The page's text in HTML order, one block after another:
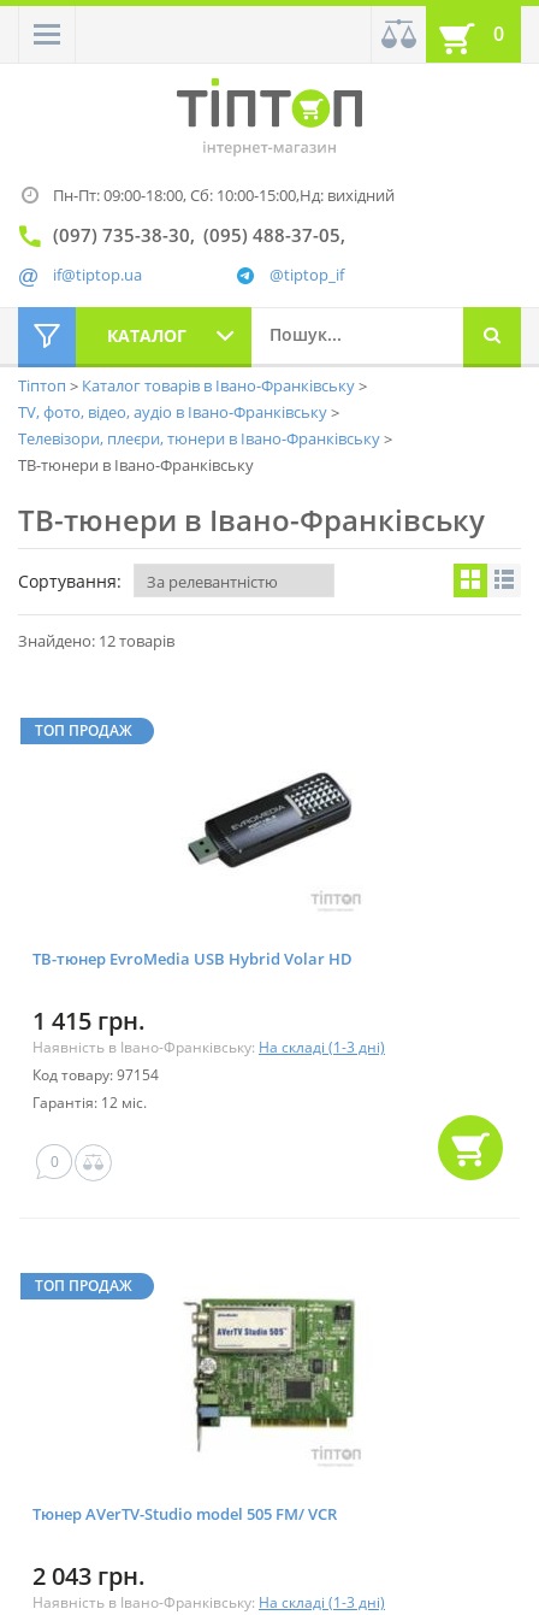
0
Пн-Пт: 09:00-18:00,Сб: 10:00-15:00,Нд: вихідний
(097) 735-38-30 (095) 488-37-05
@tiptop_if
if@tiptop.ua
КАТАЛОГ
Тіптоп
Каталог товарів в Івано-Франківську
TV, фото, відео, аудіо в Івано-Франківську
Телевізори, плеєри, тюнери в Івано-Франківську
ТВ-тюнери в Івано-Франківську
ТВ-тюнери в Івано-Франківську
Сортування:
Знайдено: 12 товарів
ТОП ПРОДАЖ
ТВ-тюнер EvroMedia USB Hybrid Volar HD
1 415 грн.
Наявність в Івано-Франківську: На складі (1-3 дні)
Код товару: 97154
Гарантія: 12 міс.
0
ТОП ПРОДАЖ
Тюнер AVerTV-Studio model 505 FM/ VCR
2 043 грн.
Наявність в Івано-Франківську: На складі (1-3 дні)